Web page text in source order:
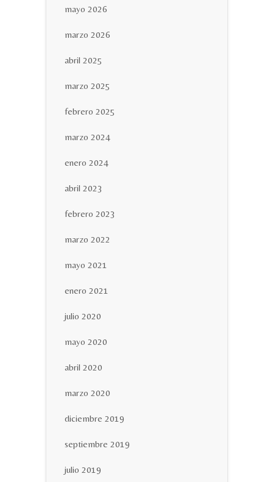
mayo 2026
marzo 2026
abril 2025
marzo 2025
febrero 2025
marzo 2024
enero 2024
abril 2023
febrero 2023
marzo 2022
mayo 2021
enero 2021
julio 2020
mayo 2020
abril 2020
marzo 2020
diciembre 2019
septiembre 2019
julio 2019